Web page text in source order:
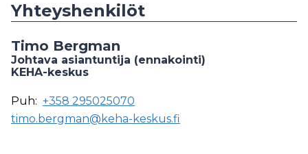
Yhteyshenkilöt
Timo Bergman
Johtava asiantuntija (ennakointi)
KEHA-keskus
Puh: +358 295025070
timo.bergman@keha-keskus.fi